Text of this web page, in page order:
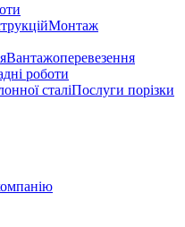
Монтаж
Вантажоперевезення
роботи
Послуги порізки